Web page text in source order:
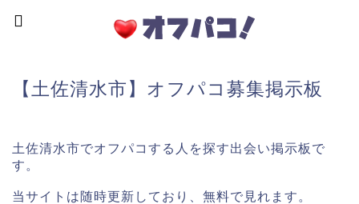
【土佐清水市】オフパコ募集掲示板
土佐清水市でオフパコする人を探す出会い掲示板で
す。
当サイトは随時更新しており、無料で見れます。